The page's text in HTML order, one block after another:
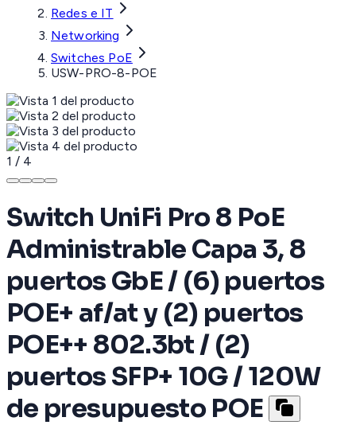
Redes e IT
Networking
Switches PoE
USW-PRO-8-POE
1 / 4
Switch UniFi Pro 8 PoE
Administrable Capa 3, 8
puertos GbE / (6) puertos
POE+ af/at y (2) puertos
POE++ 802.3bt / (2)
puertos SFP+ 10G / 120W
de presupuesto POE